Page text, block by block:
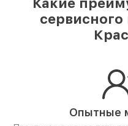
сервисного
Опытные